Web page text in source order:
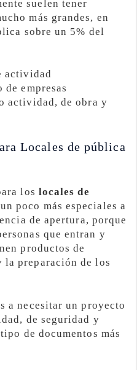
suelen tener
más grandes, en
sobre un 5% del
actividad
empresas
actividad, de obra y
Locales de pública
los locales de
poco más especiales a
de apertura, porque
que entran y
productos de
la preparación de los
a necesitar un proyecto
de seguridad y
de documentos más